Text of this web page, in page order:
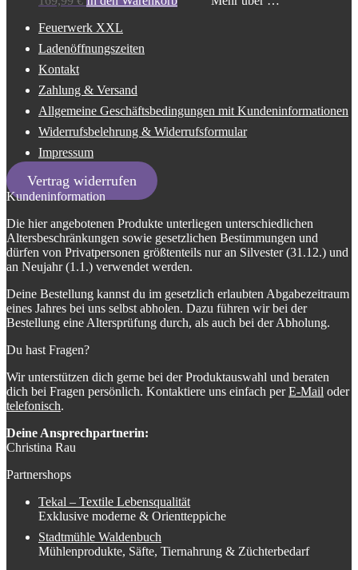
Feuerwerk XXL
Ladenöffnungszeiten
Kontakt
Zahlung & Versand
Allgemeine Geschäftsbedingungen mit Kundeninformationen
Widerrufsbelehrung & Widerrufsformular
Impressum
Vertrag widerrufen
Kundeninformation
Die hier angebotenen Produkte unterliegen unterschiedlichen
Altersbeschränkungen sowie gesetzlichen Bestimmungen und
dürfen von Privatpersonen größtenteils nur an Silvester (31.12.) und
an Neujahr (1.1.) verwendet werden.
Deine Bestellung kannst du im gesetzlich erlaubten Abgabezeitraum
eines Jahres bei uns selbst abholen. Dazu führen wir bei der
Bestellung eine Altersprüfung durch, als auch bei der Abholung.
Du hast Fragen?
Wir unterstützen dich gerne bei der Produktauswahl und beraten
dich bei Fragen persönlich. Kontaktiere uns einfach perE-Mail oder
telefonisch.
Deine Ansprechpartnerin:
Christina Rau
Partnershops
Tekal – Textile Lebensqualität
Exklusive moderne & Orientteppiche
Stadtmühle Waldenbuch
Mühlenprodukte, Säfte, Tiernahrung & Züchterbedarf